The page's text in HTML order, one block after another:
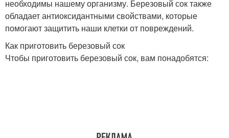
необходимы нашему организму. Березовый сок также
обладает антиоксидантными свойствами, которые
помогают защитить наши клетки от повреждений.
Как приготовить березовый сок
Чтобы приготовить березовый сок, вам понадобятся: